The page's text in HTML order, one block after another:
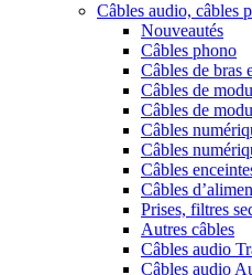
Câbles audio, câbles
Nouveautés
Câbles phono
Câbles de bras
Câbles de
Câbles de
Câbles
Câbles
Câbles
Câbles
Prises, filtres
Autres câbles
Câbles audio
Câbles audio